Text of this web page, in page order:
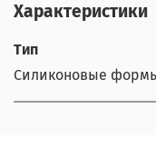
Характеристики
Тип
Силиконовые